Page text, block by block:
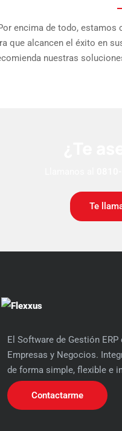
encima de todo,
que alcancen el éxito en
nuestras
Te
El Software de Gestión
Empresas y Negocios.
de forma simple, flexible e
Contactarme